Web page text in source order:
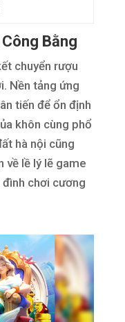
Bằng
chuyển rượu
Nền tảng ứng
tiến để ổn định
khôn cùng phổ
hà nội cũng
về lề lý lẽ game
chơi cương